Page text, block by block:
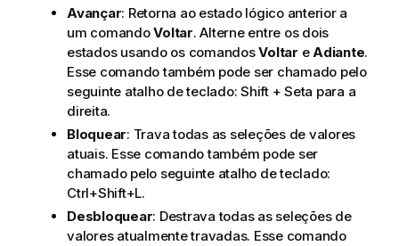
Avançar: Retorna ao estado lógico anterior a
um comandoVoltar. Alterne entre os dois
estados usando os comandosVoltar eAdiante.
Esse comando também pode ser chamado pelo
seguinte atalho de teclado: Shift + Seta para a
direita.
Bloquear: Trava todas as seleções de valores
atuais. Esse comando também pode ser
chamado pelo seguinte atalho de teclado:
Ctrl+Shift+L.
Desbloquear: Destrava todas as seleções de
valores atualmente travadas. Esse comando